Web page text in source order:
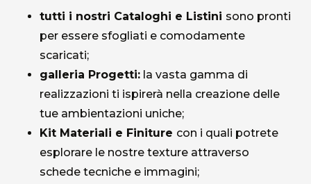
tutti i nostri Cataloghi e Listini sono pronti
per essere sfogliati e comodamente
scaricati;
galleria Progetti:la vasta gamma di
realizzazioni ti ispirerà nella creazione delle
tue ambientazioni uniche;
Kit Materiali e Finiture con i quali potrete
esplorare le nostre texture attraverso
schede tecniche e immagini;
casa.it
+39 0543 922982